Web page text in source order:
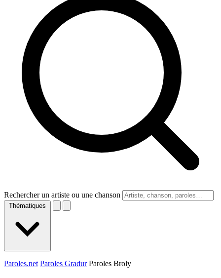
Rechercher un artiste ou une chanson
Thématiques
Paroles.net Paroles Gradur Paroles Broly